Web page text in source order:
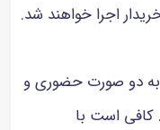
اجرا خواهند شد.
به دو صورت حضوری و
کافی است با